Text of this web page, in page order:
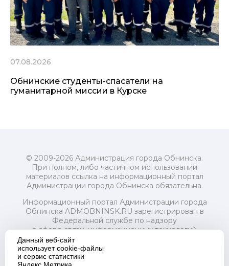
07.08.2026
Обнинские студенты-спасатели на
гуманитарной миссии в Курске
© 2009-2026 Администрация города Обнинска.
При полном, либо частичном использовании
материалов ссылка на информационный портал
Администрации города Обнинска обязательна.
Информационный портал Администрации города
Обнинска ADMOBNINSK.RU зарегистрирован в
Федеральной службе по надзору
в сфере связи, информационных технологий
и массовых коммуникаций (Роскомнадзор) 24 июля
2018 года.
Свидетельство о регистрации Эл № ФС77-73321
Данный веб-сайт
использует cookie-файлы
и сервис статистики